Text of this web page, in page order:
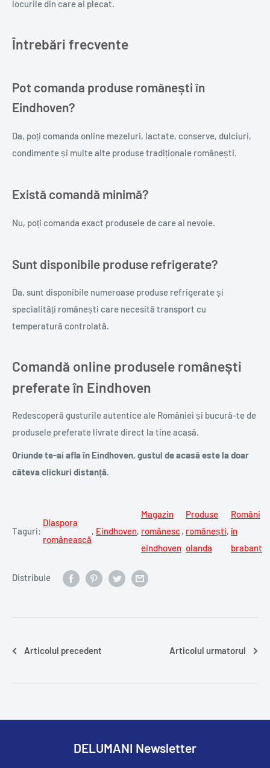
locurile din care ai plecat.
Întrebări frecvente
Pot comanda produse românești în
Eindhoven?
Da, poți comanda online mezeluri, lactate, conserve, dulciuri,
condimente și multe alte produse tradiționale românești.
Există comandă minimă?
Nu, poți comanda exact produsele de care ai nevoie.
Sunt disponibile produse refrigerate?
Da, sunt disponibile numeroase produse refrigerate și
specialități românești care necesită transport cu
temperatură controlată.
Comandă online produsele românești
preferate în Eindhoven
Redescoperă gusturile autentice ale României și bucură-te de
produsele preferate livrate direct la tine acasă.
Oriunde te-ai afla în Eindhoven, gustul de acasă este la doar
câteva clickuri distanță.
Taguri:
Diaspora
românească
, Eindhoven,
Magazin
românesc
eindhoven
,
Produse
românești
olanda
,
Români
în
brabant
Distribuie
Articolul precedent Articolul urmatorul
DELUMANI Newsletter